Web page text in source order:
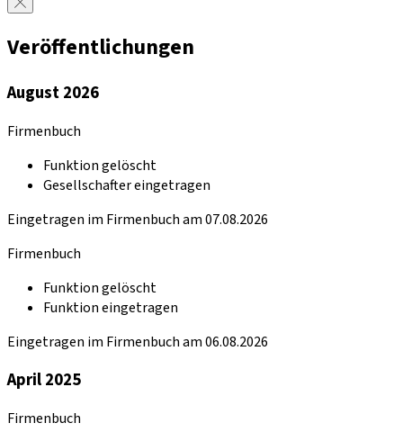
Veröffentlichungen
August 2026
Firmenbuch
Funktion gelöscht
Gesellschafter eingetragen
Eingetragen im Firmenbuch am 07.08.2026
Firmenbuch
Funktion gelöscht
Funktion eingetragen
Eingetragen im Firmenbuch am 06.08.2026
April 2025
Firmenbuch